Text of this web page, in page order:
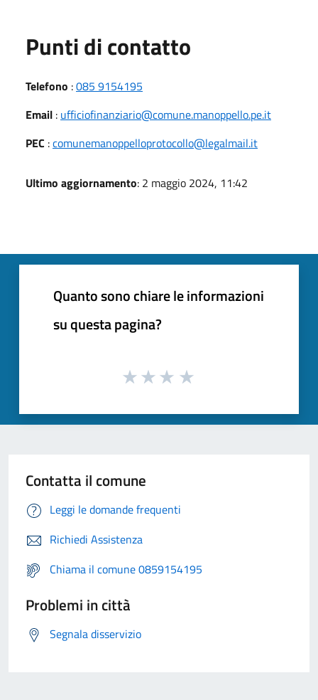
Punti di contatto
Telefono :085 9154195
Email : ufficiofinanziario@comune.manoppello.pe.it
PEC :comunemanoppelloprotocollo@legalmail.it
Ultimo aggiornamento: 2 maggio 2024, 11:42
Quanto sono chiare le informazioni
su questa pagina?
Contatta il comune
Leggi le domande frequenti
Richiedi Assistenza
Chiama il comune 0859154195
Problemi in città
Segnala disservizio